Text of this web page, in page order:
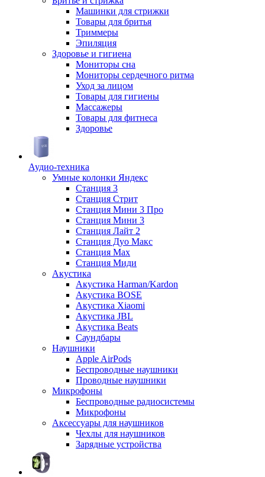
Машинки для стрижки
Товары для бритья
Триммеры
Эпиляция
Здоровье и гигиена
Мониторы сна
Мониторы сердечного ритма
Уход за лицом
Товары для гигиены
Массажеры
Товары для фитнеса
Здоровье
Аудио-техника
Умные колонки Яндекс
Станция 3
Станция Стрит
Станция Мини 3 Про
Станция Мини 3
Станция Лайт 2
Станция Дуо Макс
Станция Max
Станция Миди
Акустика
Акустика Harman/Kardon
Акустика BOSE
Акустика Xiaomi
Акустика JBL
Акустика Beats
Саундбары
Наушники
Apple AirPods
Беспроводные наушники
Проводные наушники
Микрофоны
Беспроводные радиосистемы
Микрофоны
Аксессуары для наушников
Чехлы для наушников
Зарядные устройства